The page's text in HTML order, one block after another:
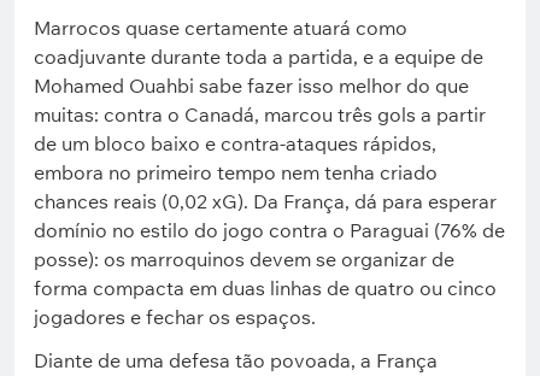
Marrocos quase certamente atuará como
coadjuvante durante toda a partida, e a equipe de
Mohamed Ouahbi sabe fazer isso melhor do que
muitas: contra o Canadá, marcou três gols a partir
de um bloco baixo e contra-ataques rápidos,
embora no primeiro tempo nem tenha criado
chances reais (0,02 xG). Da França, dá para esperar
domínio no estilo do jogo contra o Paraguai (76% de
posse): os marroquinos devem se organizar de
forma compacta em duas linhas de quatro ou cinco
jogadores e fechar os espaços.
Diante de uma defesa tão povoada, a França